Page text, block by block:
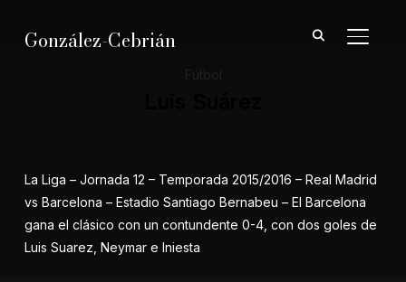
González-Cebrián
La Liga – Jornada 12 – Temporada 2015/2016 – Real Madrid
vs Barcelona – Estadio Santiago Bernabeu – El Barcelona
gana el clásico con un contundente 0-4, con dos goles de
Luis Suarez, Neymar e Iniesta